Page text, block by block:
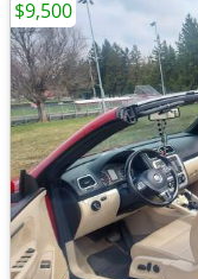
$9,500